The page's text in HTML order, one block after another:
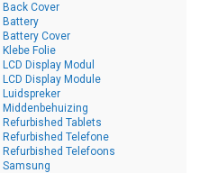
Back Cover
Battery
Battery Cover
Klebe Folie
LCD Display Modul
LCD Display Module
Luidspreker
Middenbehuizing
Refurbished Tablets
Refurbished Telefone
Refurbished Telefoons
Samsung